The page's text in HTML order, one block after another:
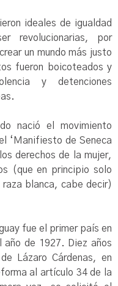
ideales de igualdad
revolucionarias, por
un mundo más justo
fueron boicoteados y
y detenciones
nació el movimiento
‘Manifiesto de Seneca
derechos de la mujer,
(que en principio solo
raza blanca, cabe decir)
fue el primer país en
de 1927. Diez años
Lázaro Cárdenas, en
al artículo 34 de la